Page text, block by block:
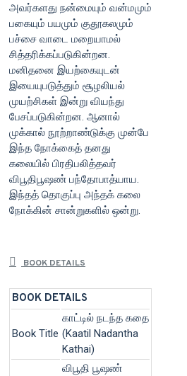
அவர்களது நன்மையும் வன்மமும்
பகையும் பயமும் குதூகலமும்
பச்சை வாடை மறையாமல்
சித்தரிக்கப்படுகின்றன.
மனிதனை இயற்கையுடன்
இயையுபடுத்தும் சூழலியல்
முயற்சிகள் இன்று வியந்து
பேசப்படுகின்றன. ஆனால்
முக்கால் நூற்றாண்டுக்கு முன்பே
இந்த நோக்கைத் தனது
கலையில் பிரதிபலித்தவர்
விபூதிபூஷண் பந்தோபாத்யாய.
இந்தத் தொகுப்பு அந்தக் கலை
நோக்கின் சான்றுகளில் ஒன்று.
BOOK DETAILS
BOOK DETAILS
Book Title
காட்டில் நடந்த கதை
(Kaatil Nadantha
Kathai)
விபூதி பூஷண்